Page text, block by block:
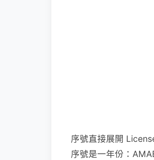
序號直接展開
序號是一年份：